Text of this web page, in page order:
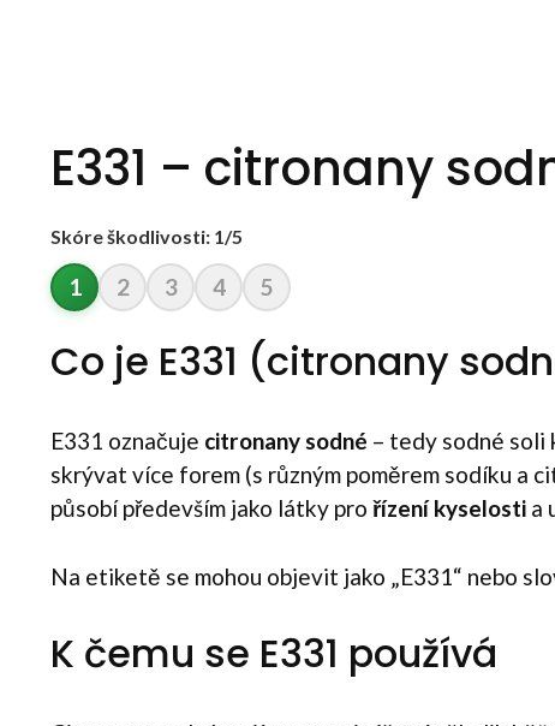
E331 – citronany
Skóre škodlivosti: 1/5
1 2 3 4 5
Co je E331 (citronany
E331 označuje citronany sodné – tedy sodné soli
skrývat více forem (s různým poměrem sodíku a
působí především jako látky pro řízení kyselosti a
Na etiketě se mohou objevit jako „E331“ nebo
K čemu se E331 používá